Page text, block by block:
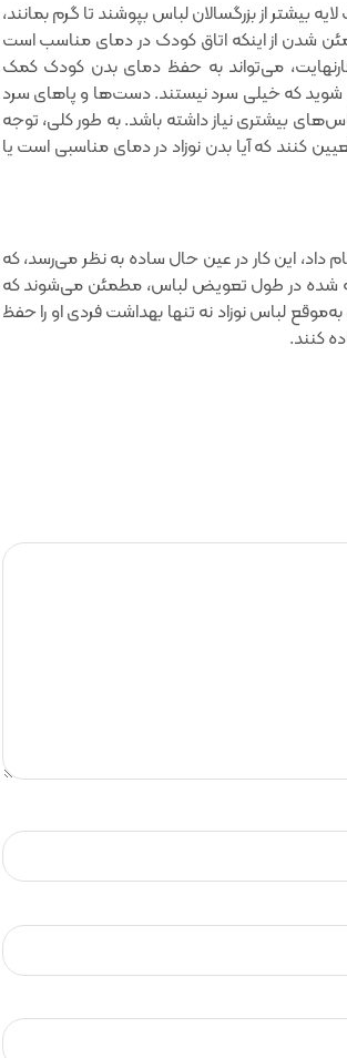
بیشتر از بزرگسالان لباس بپوشند تا گرم بمانند‌،
شدن از اینکه اتاق کودک در دمای مناسب است
به آن توجه کرد‌، در حالت ایده آل در حدود 68-72 درجه فارنهایت‌، می‌تواند به حفظ دمای بدن کودک کمک
شوید که خیلی سرد نیستند. دست‌ها و پاهای سرد
بیشتری نیاز داشته باشد. به طور کلی‌، توجه
کنند که آیا بدن نوزاد در دمای مناسبی است یا
داد، این کار در عین حال ساده به نظر می‌رسد، که
شده در طول تعویض لباس، مطمئن می‌شوند که
لباس نوزاد نه تنها بهداشت فردی او را حفظ
کنند.